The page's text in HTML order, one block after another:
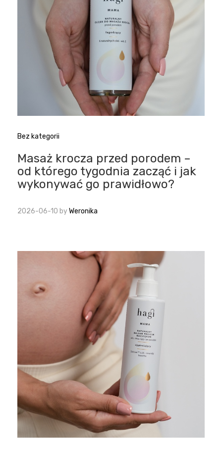
Bez kategorii
Masaż krocza przed porodem –
od którego tygodnia zacząć i jak
wykonywać go prawidłowo?
2026-06-10 byWeronika